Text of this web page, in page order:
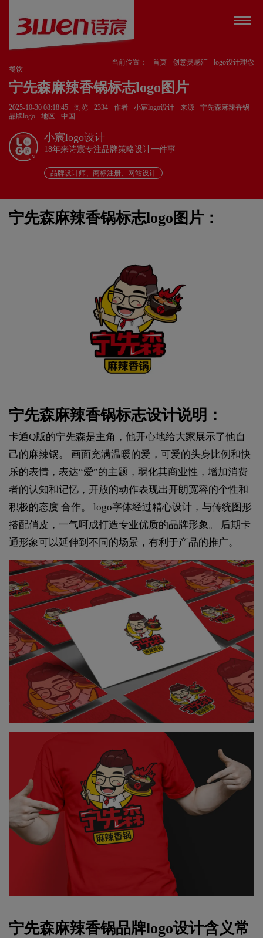
当前位置： 首页 创意灵感汇
logo设计理念
餐饮
宁先森麻辣香锅标志logo图片
2025-10-30 08:18:45 浏览 2334 作者 小宸logo设计 来源
宁先森麻辣香锅
品牌logo
地区 中国
v
小宸logo设计
18年来诗宸专注品牌策略设计一件事
品牌设计师、商标注册、网站设计
宁先森麻辣香锅标志logo图片：
宁先森麻辣香锅标志设计说明：
卡通Q版的宁先森是主角，他开心地给大家展示了他自
己的麻辣锅。 画面充满温暖的爱，可爱的头身比例和快
乐的表情，表达“爱”的主题，弱化其商业性，增加消费
者的认知和记忆，开放的动作表现出开朗宽容的个性和
积极的态度 合作。 logo字体经过精心设计，与传统图形
搭配俏皮，一气呵成打造专业优质的品牌形象。 后期卡
通形象可以延伸到不同的场景，有利于产品的推广。
宁先森麻辣香锅品牌logo设计含义常